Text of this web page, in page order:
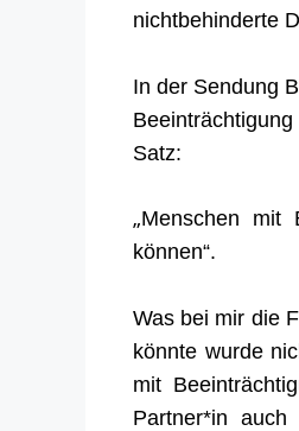
nichtbehinderte
In der Sendung
Satz:
„Menschen mit
können“.
Was bei mir die
könnte wurde
mit
Partner*in auch